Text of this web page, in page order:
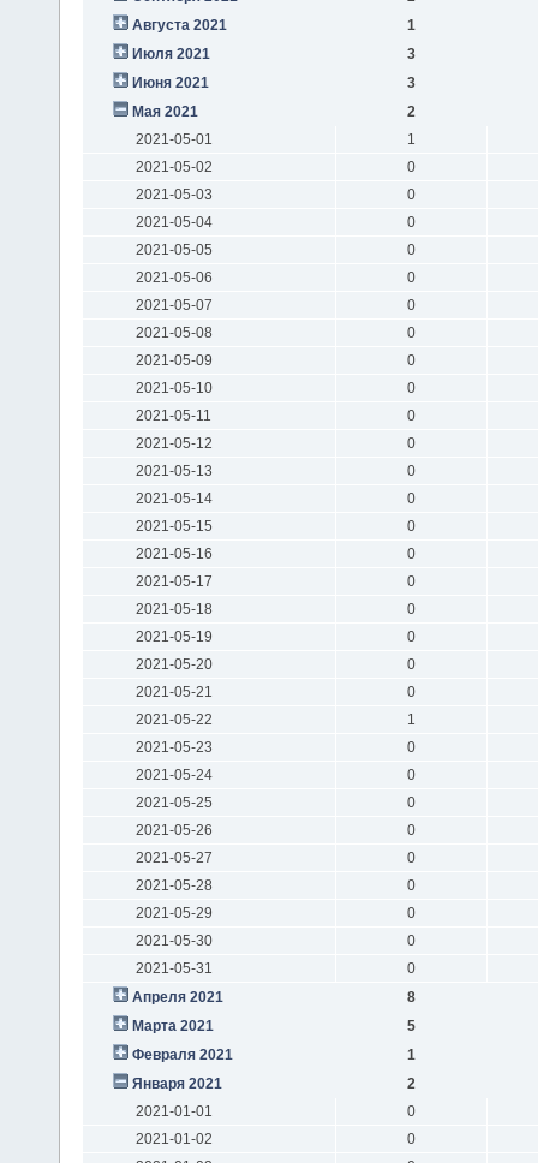
Августа 2021
1
Июля 2021
3
Июня 2021
3
Мая 2021
2
2021-05-01
1
2021-05-02
0
2021-05-03
0
2021-05-04
0
2021-05-05
0
2021-05-06
0
2021-05-07
0
2021-05-08
0
2021-05-09
0
2021-05-10
0
2021-05-11
0
2021-05-12
0
2021-05-13
0
2021-05-14
0
2021-05-15
0
2021-05-16
0
2021-05-17
0
2021-05-18
0
2021-05-19
0
2021-05-20
0
2021-05-21
0
2021-05-22
1
2021-05-23
0
2021-05-24
0
2021-05-25
0
2021-05-26
0
2021-05-27
0
2021-05-28
0
2021-05-29
0
2021-05-30
0
2021-05-31
0
Апреля 2021
8
Марта 2021
5
Февраля 2021
1
Января 2021
2
2021-01-01
0
2021-01-02
0